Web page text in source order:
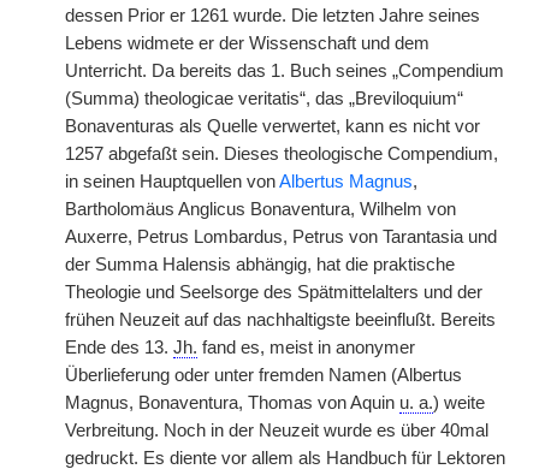
dessen Prior er 1261 wurde. Die letzten Jahre seines
Lebens widmete er der Wissenschaft und dem
Unterricht. Da bereits das 1. Buch seines „Compendium
(Summa) theologicae veritatis“, das „Breviloquium“
Bonaventuras als Quelle verwertet, kann es nicht vor
1257 abgefaßt sein. Dieses theologische Compendium,
in seinen Hauptquellen vonAlbertus Magnus,
Bartholomäus Anglicus Bonaventura, Wilhelm von
Auxerre, Petrus Lombardus, Petrus von Tarantasia und
der Summa Halensis abhängig, hat die praktische
Theologie und Seelsorge des Spätmittelalters und der
frühen Neuzeit auf das nachhaltigste beeinflußt. Bereits
Ende des 13. Jh. fand es, meist in anonymer
Überlieferung oder unter fremden Namen (Albertus
Magnus, Bonaventura, Thomas von Aquin u. a.) weite
Verbreitung. Noch in der Neuzeit wurde es über 40mal
gedruckt. Es diente vor allem als Handbuch für Lektoren